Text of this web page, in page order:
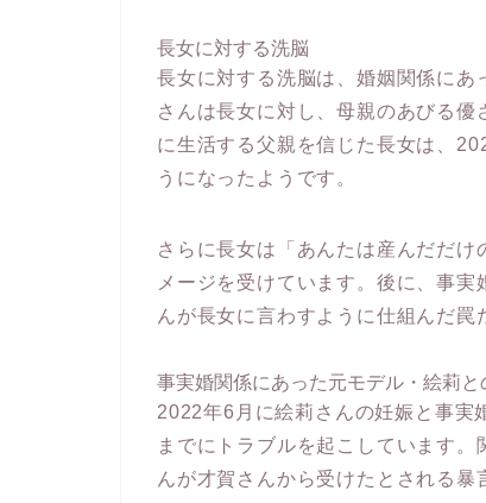
長女に対する洗脳
長女に対する洗脳は、婚姻関係に
さんは長女に対し、母親のあびる
に生活する父親を信じた長女は、
うになったようです。
さらに長女は「あんたは産んだだ
メージを受けています。後に、事
んが長女に言わすように仕組んだ罠
事実婚関係にあった元モデル・絵莉と
2022年6月に絵莉さんの妊娠と事実
までにトラブルを起こしています
んが才賀さんから受けたとされる暴